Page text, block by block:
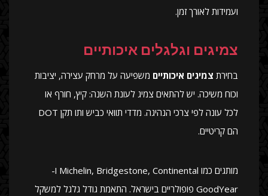
ועמידות לאורך זמן.
צמיגים וגלגלים איכותיים
בחירת צמיגים איכותיים משפיעה על מרחק עצירה, יציבות
וכוח משיכה. יש להתאים צמיג לעונת השנה: קיץ, חורף או
לכל עונה לפי צרכי הנהיגה. מדדי תוואי כביש ותו תקן DOT
הם קריטיים.
מותגים כמו Michelin, Bridgestone, Continental ו-
GoodYear פופולריים בישראל. התאמת גודל גלגל למשקל